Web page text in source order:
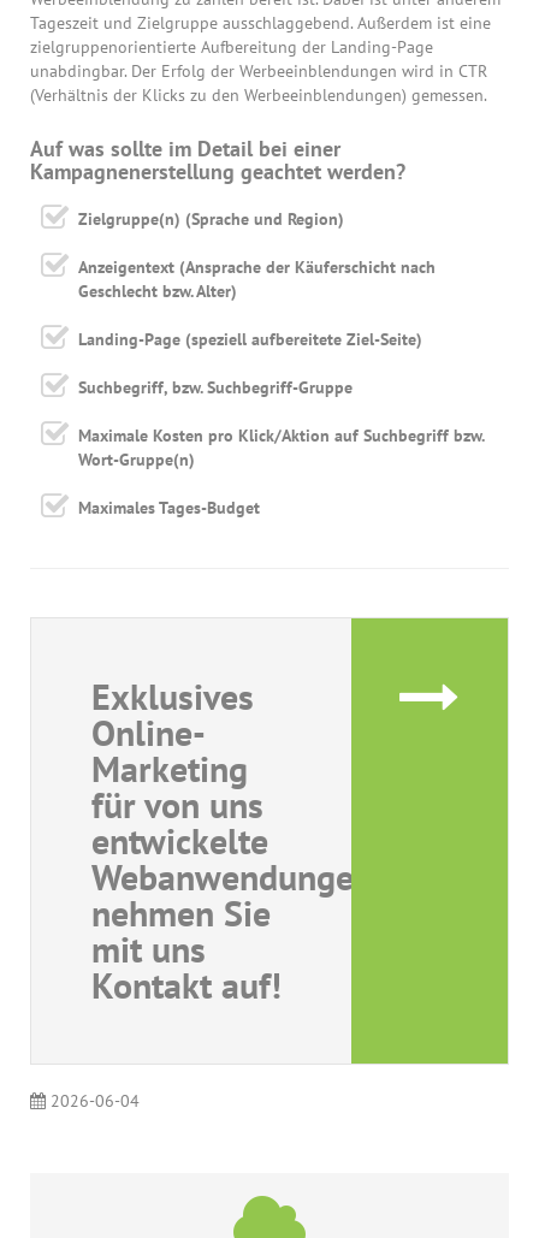
Tageszeit und Zielgruppe ausschlaggebend. Außerdem ist eine
zielgruppenorientierte Aufbereitung der Landing-Page
unabdingbar. Der Erfolg der Werbeeinblendungen wird in CTR
(Verhältnis der Klicks zu den Werbeeinblendungen) gemessen.
Auf was sollte im Detail bei einer
Kampagnenerstellung geachtet werden?
Zielgruppe(n) (Sprache und Region)
Anzeigentext (Ansprache der Käuferschicht nach
Geschlecht bzw. Alter)
Landing-Page (speziell aufbereitete Ziel-Seite)
Suchbegriff, bzw. Suchbegriff-Gruppe
Maximale Kosten pro Klick/Aktion auf Suchbegriff bzw.
Wort-Gruppe(n)
Maximales Tages-Budget
Exklusives
Online-
Marketing
für von uns
entwickelte
Webanwendungen,
nehmen Sie
mit uns
Kontakt auf!
2026-06-04